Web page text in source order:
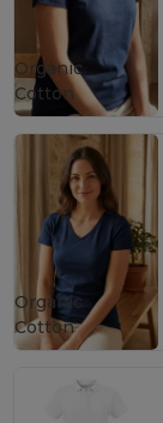
Organic
Cotton
Organic
Cotton